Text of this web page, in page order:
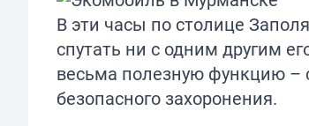
В эти часы по столице
спутать ни с одним другим
весьма полезную функцию –
безопасного захоронения.